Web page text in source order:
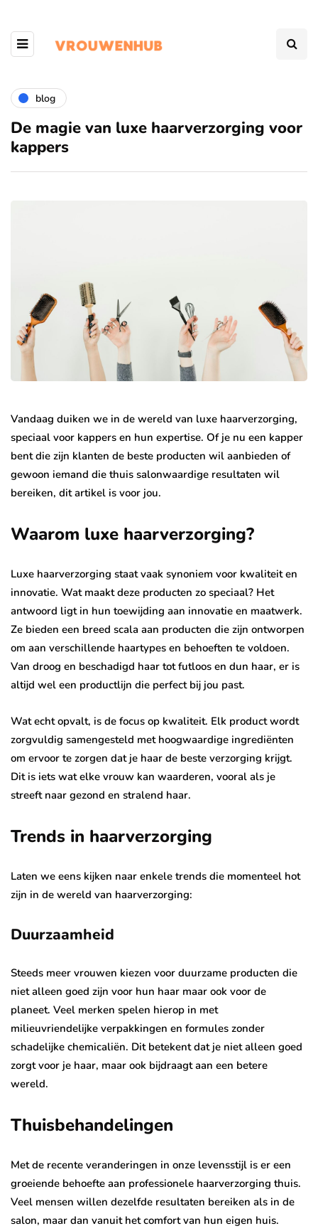
blog
De magie van luxe haarverzorging voor
kappers
Vandaag duiken we in de wereld van luxe haarverzorging,
speciaal voor kappers en hun expertise. Of je nu een kapper
bent die zijn klanten de beste producten wil aanbieden of
gewoon iemand die thuis salonwaardige resultaten wil
bereiken, dit artikel is voor jou.
Waarom luxe haarverzorging?
Luxe haarverzorging staat vaak synoniem voor kwaliteit en
innovatie. Wat maakt deze producten zo speciaal? Het
antwoord ligt in hun toewijding aan innovatie en maatwerk.
Ze bieden een breed scala aan producten die zijn ontworpen
om aan verschillende haartypes en behoeften te voldoen.
Van droog en beschadigd haar tot futloos en dun haar, er is
altijd wel een productlijn die perfect bij jou past.
Wat echt opvalt, is de focus op kwaliteit. Elk product wordt
zorgvuldig samengesteld met hoogwaardige ingrediënten
om ervoor te zorgen dat je haar de beste verzorging krijgt.
Dit is iets wat elke vrouw kan waarderen, vooral als je
streeft naar gezond en stralend haar.
Trends in haarverzorging
Laten we eens kijken naar enkele trends die momenteel hot
zijn in de wereld van haarverzorging:
Duurzaamheid
Steeds meer vrouwen kiezen voor duurzame producten die
niet alleen goed zijn voor hun haar maar ook voor de
planeet. Veel merken spelen hierop in met
milieuvriendelijke verpakkingen en formules zonder
schadelijke chemicaliën. Dit betekent dat je niet alleen goed
zorgt voor je haar, maar ook bijdraagt aan een betere
wereld.
Thuisbehandelingen
Met de recente veranderingen in onze levensstijl is er een
groeiende behoefte aan professionele haarverzorging thuis.
Veel mensen willen dezelfde resultaten bereiken als in de
salon, maar dan vanuit het comfort van hun eigen huis.